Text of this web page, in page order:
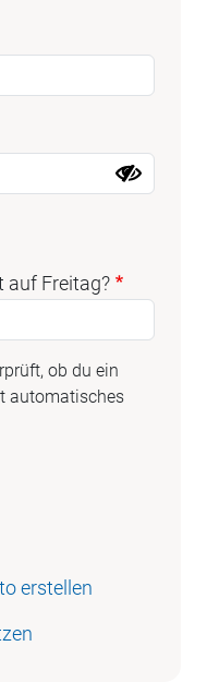
auf Freitag?
ob du ein
automatisches
erstellen